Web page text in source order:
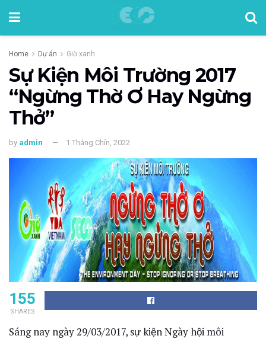
Home Dự án Giờ xanh
Sự Kiện Môi Trường 2017
“Ngừng Thờ Ơ Hay Ngừng
Thở”
by admin 1 Tháng Chín, 2022
155
SHARES
Sáng nay ngày 29/03/2017, sự kiện Ngày hội môi